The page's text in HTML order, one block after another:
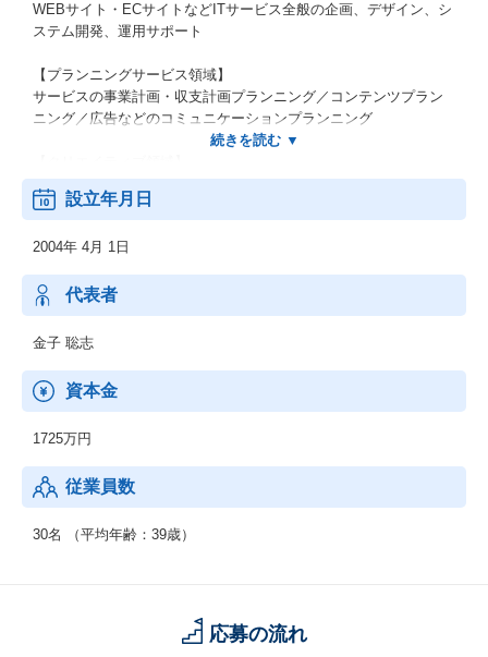
WEBサイト・ECサイトなどITサービス全般の企画、デザイン、シ
ステム開発、運用サポート
【プランニングサービス領域】
サービスの事業計画・収支計画プランニング／コンテンツプラン
ニング／広告などのコミュニケーションプランニング
ECをはじめとするWEBサイトデザイン／WEBサイトコンテンツ
のコピーライティング／ロゴマークなどのV.Iデザイン／バナー、
体のグラフィックデザイン／撮影やイラストレーションの制作／
動画制作／CSM構築
【システム開発領域】
ECサイト構築／業務システム開発／CMS組み込み／サーバー構築
【サポート領域】
／コンテンツ更新運用／アクセスレポート・分析／技術サポート
を行うコールセンター
設立年月日
2004年 4月 1日
代表者
金子 聡志
資本金
1725万円
従業員数
30名 （平均年齢：39歳）
応募の流れ